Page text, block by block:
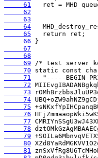
     61
     62
     63
     64
     65
     66
     67
     68
     69
     70
     71
     72
     73
     74
     75
     76
     77
     78
     79
     80
     81